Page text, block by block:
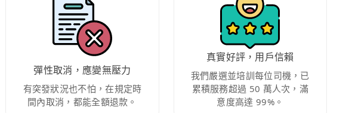
彈性取消，應變無壓力
有突發狀況也不怕，在規定時
間內取消，都能全額退款。
真實好評，用戶信賴
我們嚴選並培訓每位司機，已
累積服務超過 50 萬人次，滿
意度高達 99%。